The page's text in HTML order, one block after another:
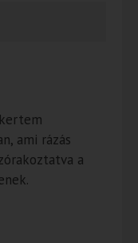
ami rázás
a